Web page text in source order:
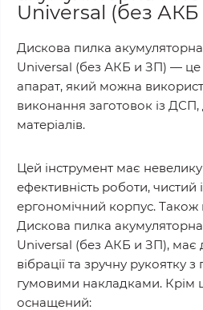
Universal (без
Дискова пилка акумуляторна
Universal (без АКБ и ЗП) ― це
апарат, який можна
виконання заготовок із
матеріалів.
Цей інструмент має
ефективність роботи, чистий
ергономічний корпус. Також
Дискова пилка акумуляторна
Universal (без АКБ и ЗП), має
вібрації та зручну рукоятку
гумовими накладками. Крім
оснащений: